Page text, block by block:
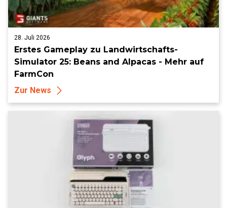
28. Juli 2026
Erstes Gameplay zu Landwirtschafts-
Simulator 25: Beans and Alpacas - Mehr auf
FarmCon
Zur News